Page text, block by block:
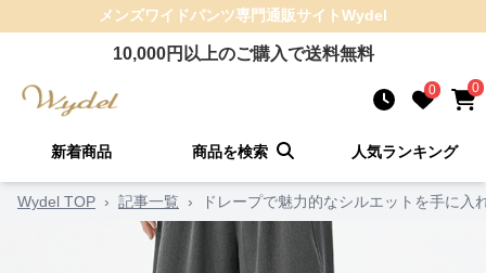
メンズワイドパンツ専門通販サイトWydel
10,000円以上のご購入で送料無料
0 0
新着商品 商品を検索 人気ランキング
Wydel TOP › 記事一覧 › ドレープで魅力的なシルエットを手に